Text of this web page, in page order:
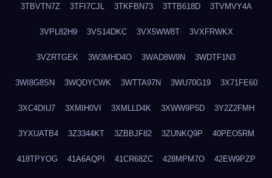
3TBVTN7Z 3TFI7CJL 3TKFBN73 3TTB618D 3TVMVY4A
3VPL82H9 3VS14DKC 3VX5WW8T 3VXFRWKX
3VZRTGEK 3W3MHD4O 3WAD8W9N 3WDTF1N3
3WI8G8SN 3WQDYCWK 3WTTA97N 3WU70G19 3X71FE60
3XC4DIU7 3XMIH0VI 3XMLLD4K 3XWW9P5D 3Y2Z2FMH
3YXUATB4 3Z3344KT 3ZBBJF82 3ZUNKQ9P 40PEO5RM
418TPYOG 41A6AQPI 41CR68ZC 428MPM7O 42EW9PZP